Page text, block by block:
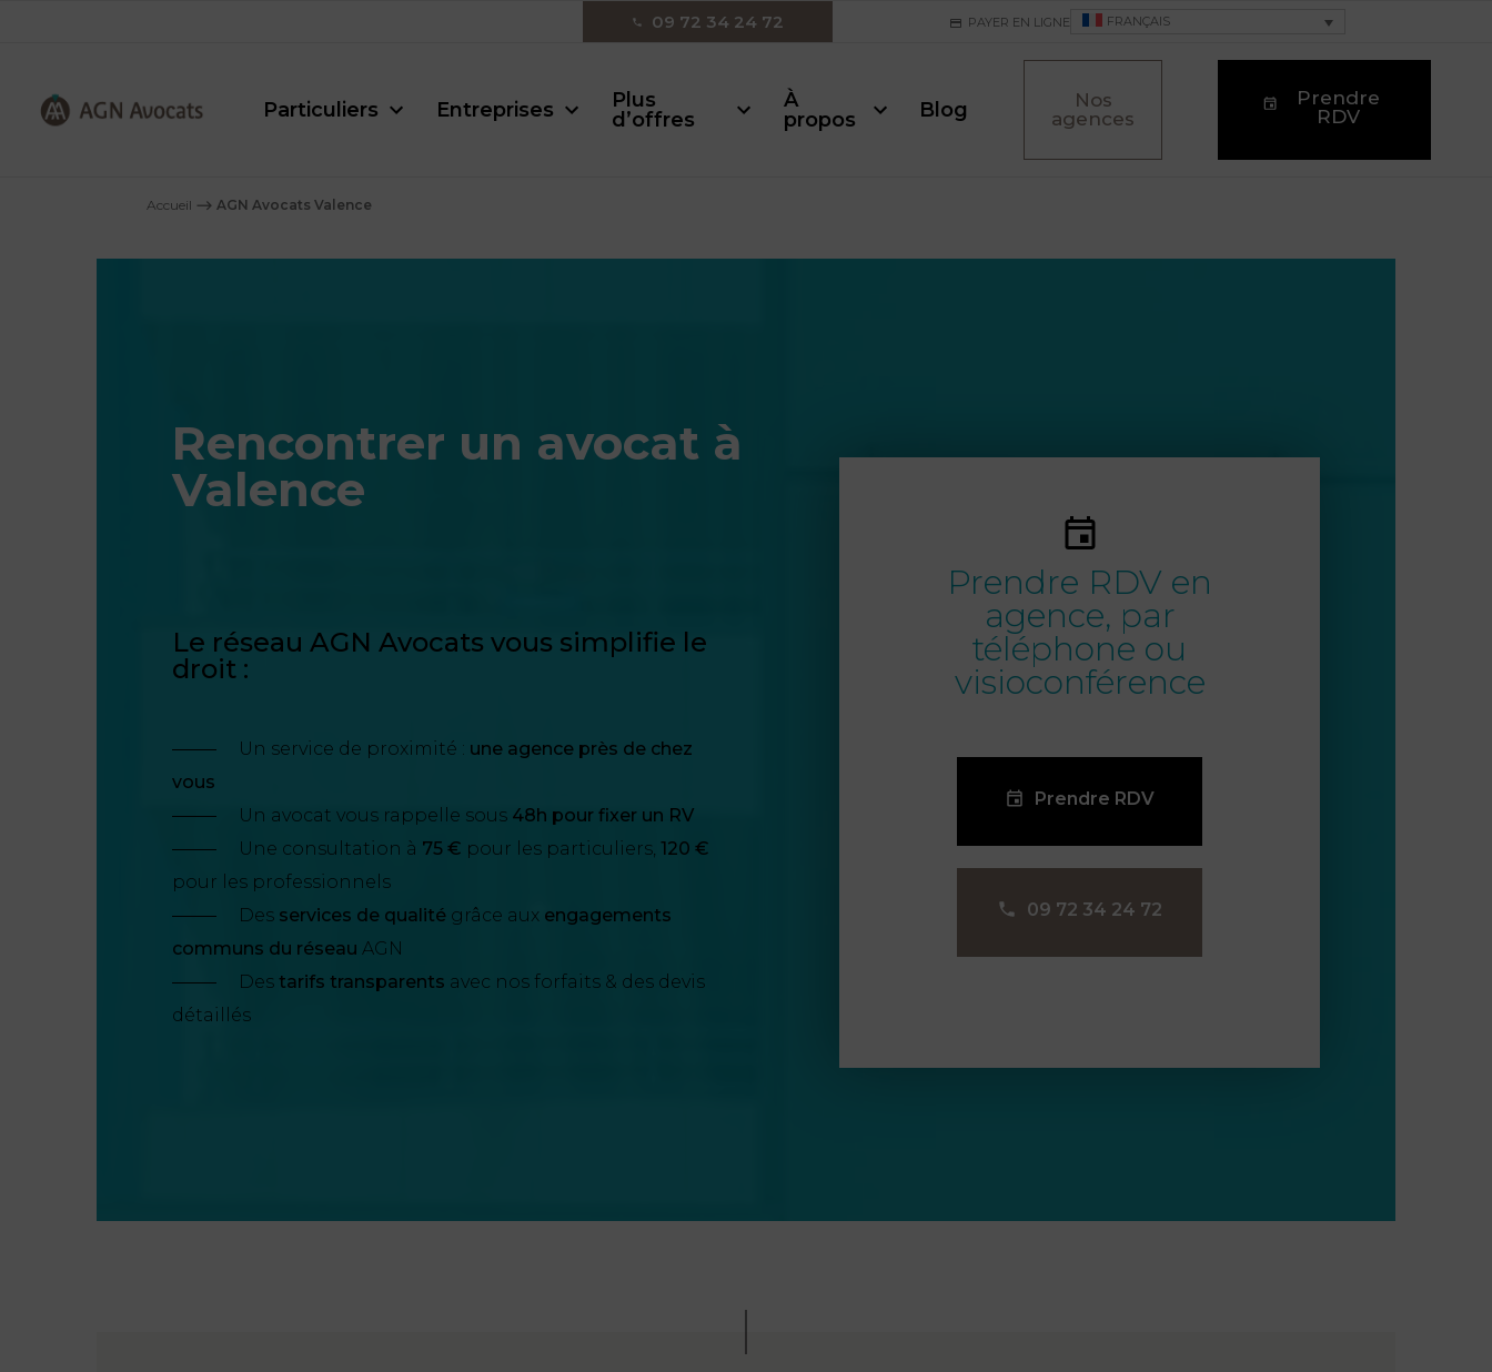
09 72 34 24 72 PAYER EN LIGNE FRANÇAIS
Particuliers Entreprises
Plus
d’offres
À
propos
Blog
Nos
agences
Prendre
RDV
Accueil ⟶ AGN Avocats Valence
Rencontrer un avocat à
Valence
Le réseau AGN Avocats vous simplifie le
droit :
Un service de proximité : une agence près de chez
vous
Un avocat vous rappelle sous 48h pour fixer un RV
Une consultation à 75 € pour les particuliers, 120 €
pour les professionnels
Des services de qualité grâce aux engagements
communs du réseau AGN
Des tarifs transparents avec nos forfaits & des devis
détaillés
Prendre RDV en
agence, par
téléphone ou
visioconférence
Prendre RDV
09 72 34 24 72